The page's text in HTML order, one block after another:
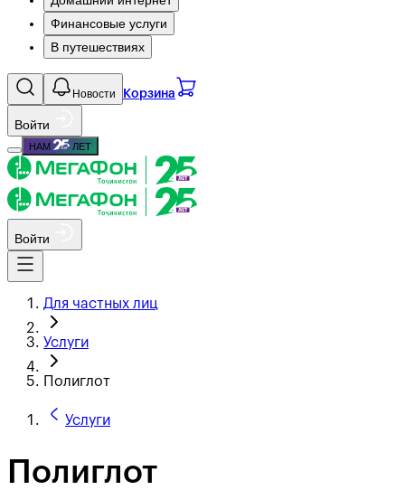
Финансовые услуги
В путешествиях
Новости Корзина
Войти
НАМ ЛЕТ
Войти
Для частных лиц
Услуги
Полиглот
Услуги
Полиглот